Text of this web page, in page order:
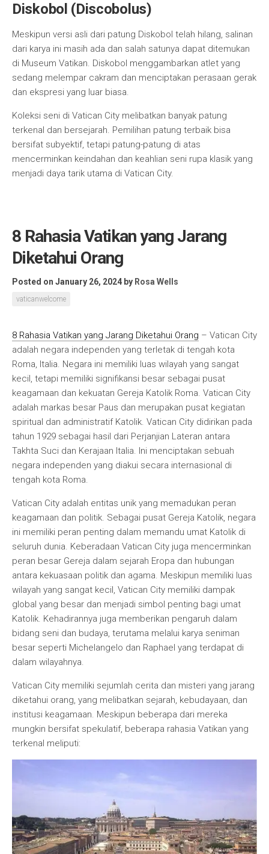
Diskobol (Discobolus)
Meskipun versi asli dari patung Diskobol telah hilang, salinan
dari karya ini masih ada dan salah satunya dapat ditemukan
di Museum Vatikan. Diskobol menggambarkan atlet yang
sedang melempar cakram dan menciptakan perasaan gerak
dan ekspresi yang luar biasa.
Koleksi seni di Vatican City melibatkan banyak patung
terkenal dan bersejarah. Pemilihan patung terbaik bisa
bersifat subyektif, tetapi patung-patung di atas
mencerminkan keindahan dan keahlian seni rupa klasik yang
menjadi daya tarik utama di Vatican City.
8 Rahasia Vatikan yang Jarang
Diketahui Orang
Posted on January 26, 2024 by Rosa Wells
vaticanwelcome
8 Rahasia Vatikan yang Jarang Diketahui Orang – Vatican City
adalah negara independen yang terletak di tengah kota
Roma, Italia. Negara ini memiliki luas wilayah yang sangat
kecil, tetapi memiliki signifikansi besar sebagai pusat
keagamaan dan kekuatan Gereja Katolik Roma. Vatican City
adalah markas besar Paus dan merupakan pusat kegiatan
spiritual dan administratif Katolik. Vatican City didirikan pada
tahun 1929 sebagai hasil dari Perjanjian Lateran antara
Takhta Suci dan Kerajaan Italia. Ini menciptakan sebuah
negara independen yang diakui secara internasional di
tengah kota Roma.
Vatican City adalah entitas unik yang memadukan peran
keagamaan dan politik. Sebagai pusat Gereja Katolik, negara
ini memiliki peran penting dalam memandu umat Katolik di
seluruh dunia. Keberadaan Vatican City juga mencerminkan
peran besar Gereja dalam sejarah Eropa dan hubungan
antara kekuasaan politik dan agama. Meskipun memiliki luas
wilayah yang sangat kecil, Vatican City memiliki dampak
global yang besar dan menjadi simbol penting bagi umat
Katolik. Kehadirannya juga memberikan pengaruh dalam
bidang seni dan budaya, terutama melalui karya seniman
besar seperti Michelangelo dan Raphael yang terdapat di
dalam wilayahnya.
Vatican City memiliki sejumlah cerita dan misteri yang jarang
diketahui orang, yang melibatkan sejarah, kebudayaan, dan
institusi keagamaan. Meskipun beberapa dari mereka
mungkin bersifat spekulatif, beberapa rahasia Vatikan yang
terkenal meliputi: